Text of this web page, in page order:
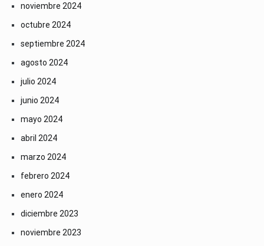
noviembre 2024
octubre 2024
septiembre 2024
agosto 2024
julio 2024
junio 2024
mayo 2024
abril 2024
marzo 2024
febrero 2024
enero 2024
diciembre 2023
noviembre 2023